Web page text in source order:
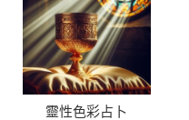
靈性色彩占卜